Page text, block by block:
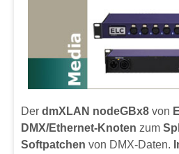
Der dmXLAN nodeGBx8 von
DMX/Ethernet-Knoten zum
Softpatchen von DMX-Daten.